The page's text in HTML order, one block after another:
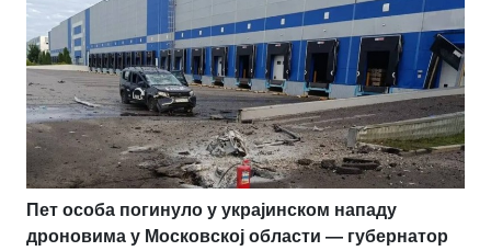
Пет особа погинуло у украјинском нападу
дроновима у Московској области — губернатор